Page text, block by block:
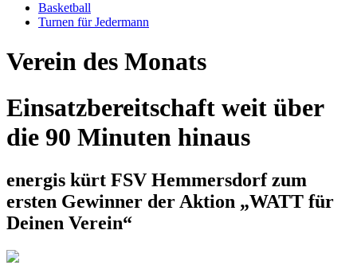
Basketball
Turnen für Jedermann
Verein des Monats
Einsatzbereitschaft weit über
die 90 Minuten hinaus
energis kürt FSV Hemmersdorf zum
ersten Gewinner der Aktion „WATT für
Deinen Verein“